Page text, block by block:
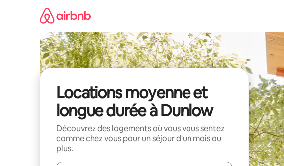
Locations moyenne et
longue durée à Dunlow
Découvrez des logements où vous vous sentez
comme chez vous pour un séjour d'un mois ou
plus.